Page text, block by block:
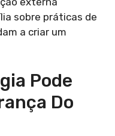
sobre práticas de
a criar um
Pode
Do